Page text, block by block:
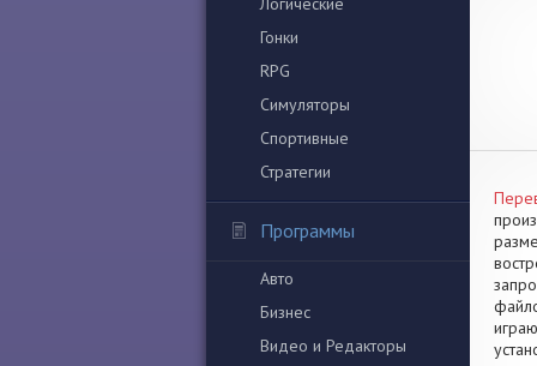
Гонки
RPG
Симуляторы
Спортивные
Стратегии
Программы
Авто
Бизнес
Видео и Редакторы